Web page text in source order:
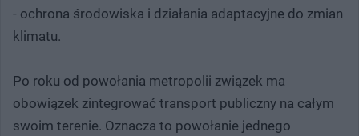
- ochrona środowiska i działania adaptacyjne do zmian
klimatu.
Po roku od powołania metropolii związek ma
obowiązek zintegrować transport publiczny na całym
swoim terenie. Oznacza to powołanie jednego